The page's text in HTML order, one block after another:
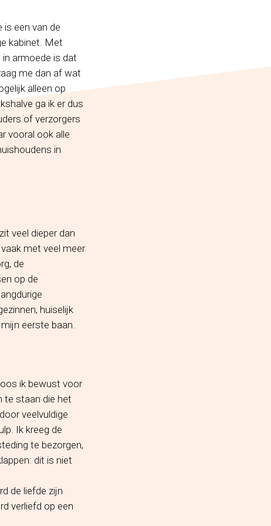
is een van de
kabinet. Met
in armoede is dat
me dan af wat
alleen op
ga ik er dus
of verzorgers
vooral ook alle
in
veel dieper dan
vaak met veel meer
de
op de
huiselijk
eerste baan.
ik bewust voor
te staan die het
veelvuldige
Ik kreeg de
te bezorgen,
dit is niet
de liefde zijn
verliefd op een